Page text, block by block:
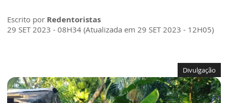
Escrito por Redentoristas
29 SET 2023 - 08H34 (Atualizada em 29 SET 2023 - 12H05)
Divulgação